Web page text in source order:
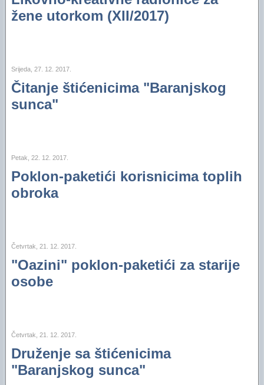
žene utorkom (XII/2017)
Srijeda, 27. 12. 2017.
Čitanje štićenicima "Baranjskog
sunca"
Petak, 22. 12. 2017.
Poklon-paketići korisnicima toplih
obroka
Četvrtak, 21. 12. 2017.
"Oazini" poklon-paketići za starije
osobe
Četvrtak, 21. 12. 2017.
Druženje sa štićenicima
"Baranjskog sunca"